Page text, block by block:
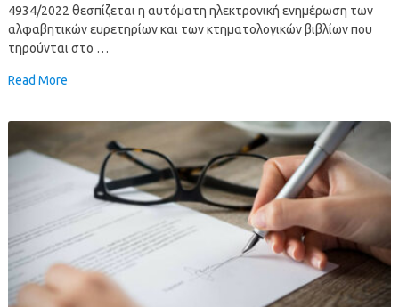
4934/2022 θεσπίζεται η αυτόματη ηλεκτρονική ενημέρωση των
αλφαβητικών ευρετηρίων και των κτηματολογικών βιβλίων που
τηρούνται στο …
Read More